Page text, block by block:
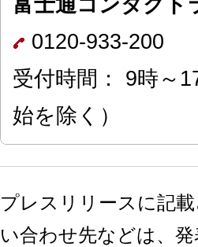
0120-933-200
受付時間： 9時～
始を除く）
プレスリリースに記
い合わせ先などは、